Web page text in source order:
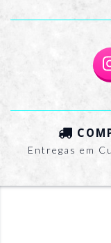
Entregas em